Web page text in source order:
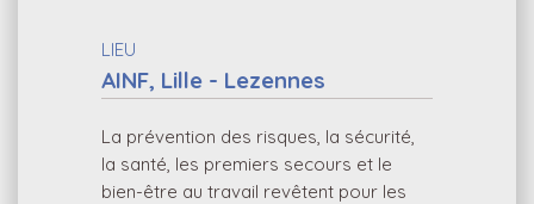
LIEU
AINF, Lille - Lezennes
La prévention des risques, la sécurité,
la santé, les premiers secours et le
bien-être au travail revêtent pour les